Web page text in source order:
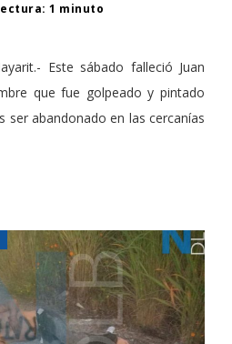
1 minuto
Este sábado falleció Juan
que fue golpeado y pintado
ser abandonado en las cercanías